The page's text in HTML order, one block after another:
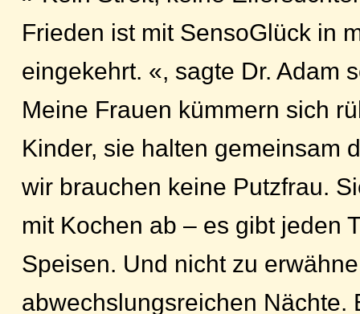
Frieden ist mit SensoGlück in
eingekehrt. «, sagte Dr. Adam
Meine Frauen kümmern sich
Kinder, sie halten gemeinsam
wir brauchen keine Putzfrau.
mit Kochen ab – es gibt jeden
Speisen. Und nicht zu
abwechslungsreichen Nächte.